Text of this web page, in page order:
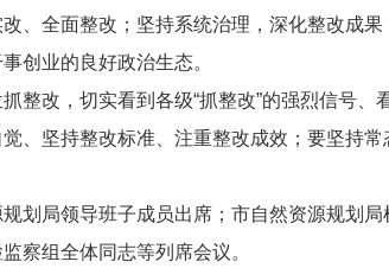
、全面整改；坚持系统治理，深化整改成
创业的良好政治生态。
整改，切实看到各级“抓整改”的强烈信号、
、坚持整改标准、注重整改成效；要坚持
划局领导班子成员出席；市自然资源规划
察组全体同志等列席会议。